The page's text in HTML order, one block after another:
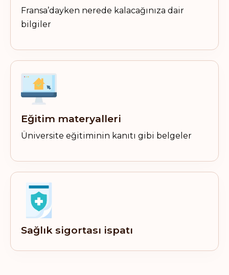
Fransa’dayken nerede kalacağınıza dair
bilgiler
Eğitim materyalleri
Üniversite eğitiminin kanıtı gibi belgeler
Sağlık sigortası ispatı